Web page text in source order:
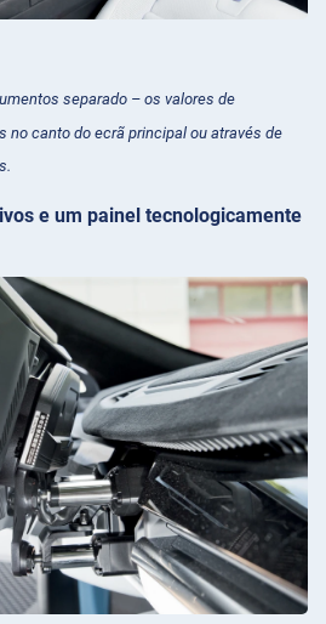
separado – os valores de
no canto do ecrã principal ou através de
e um painel tecnologicamente